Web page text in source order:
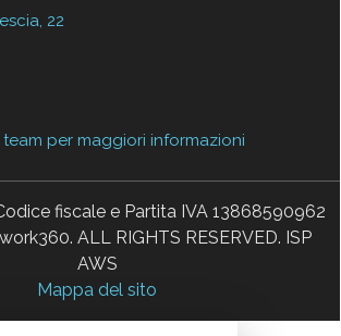
22
per maggiori informazioni
fiscale e Partita IVA 13868590962
ALL RIGHTS RESERVED. ISP
AWS
Mappa del sito